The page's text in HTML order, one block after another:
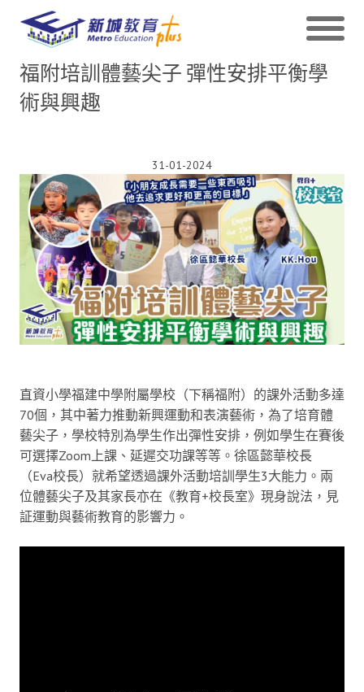
福附培訓體藝尖子 彈性安排平衡學
術與興趣
31-01-2024
直資小學福建中學附屬學校（下稱福附）的課外活動多達
70個，其中著力推動新興運動和表演藝術，為了培育體
藝尖子，學校特別為學生作出彈性安排，例如學生在賽後
可選擇Zoom上課、延遲交功課等等。徐區懿華校長
（Eva校長）就希望透過課外活動培訓學生3大能力。兩
位體藝尖子及其家長亦在《教育+校長室》現身說法，見
証運動與藝術教育的影響力。